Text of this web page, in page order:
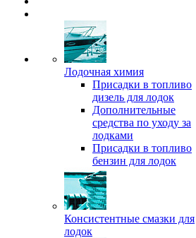
Лодочная химия
Присадки в топливо
дизель для лодок
Дополнительные
средства по уходу за
лодками
Присадки в топливо
бензин для лодок
Консистентные смазки для
лодок